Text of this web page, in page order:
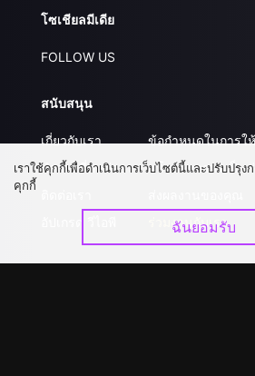
โซเชียลมีเดีย
FOLLOW US
สนับสนุน
เกี่ยวกับเรา
คำถามที่พบบ่อย
ข้อกำหนดในการใ
นโยบายความเป็น
ร่วมงานกับเรา
เราใช้คุกกี้เพื่อดำเนินการเว็บไซต์นี้และปรับปรุง
คุกกี้
ฉันยอมรับ